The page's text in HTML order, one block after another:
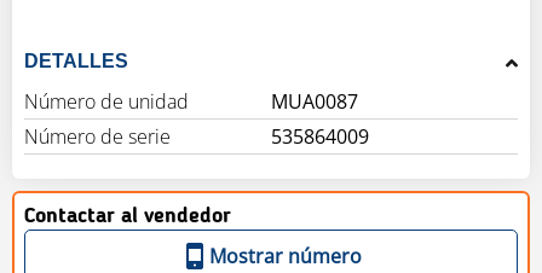
DETALLES
Número de unidad
MUA0087
Número de serie
535864009
Contactar al vendedor
Mostrar número